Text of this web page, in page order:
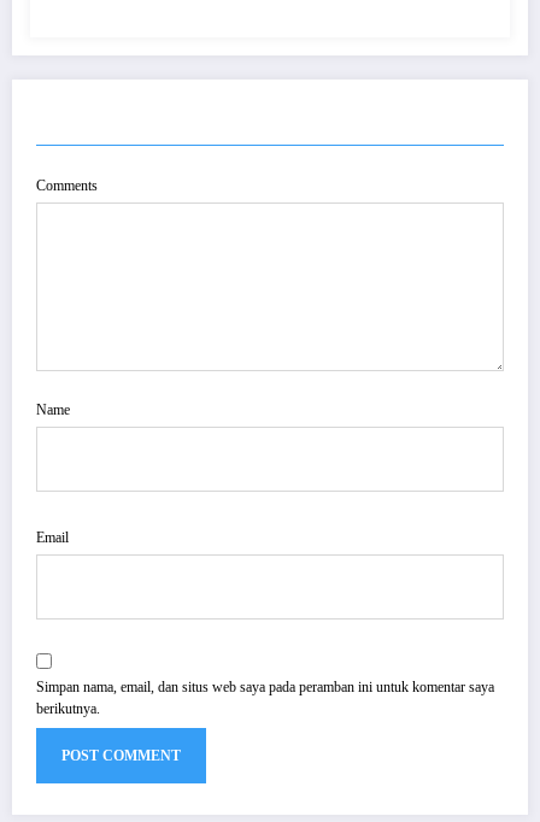
Comments
Name
Email
Simpan nama, email, dan situs web saya pada peramban ini untuk komentar saya
berikutnya.